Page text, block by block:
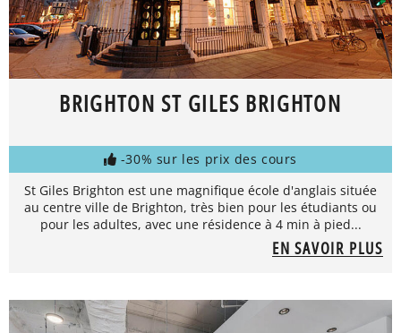
BRIGHTON ST GILES BRIGHTON
-30% sur les prix des cours
St Giles Brighton est une magnifique école d'anglais située
au centre ville de Brighton, très bien pour les étudiants ou
pour les adultes, avec une résidence à 4 min à pied...
EN SAVOIR PLUS